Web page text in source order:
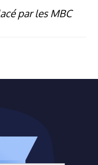
par les MBC